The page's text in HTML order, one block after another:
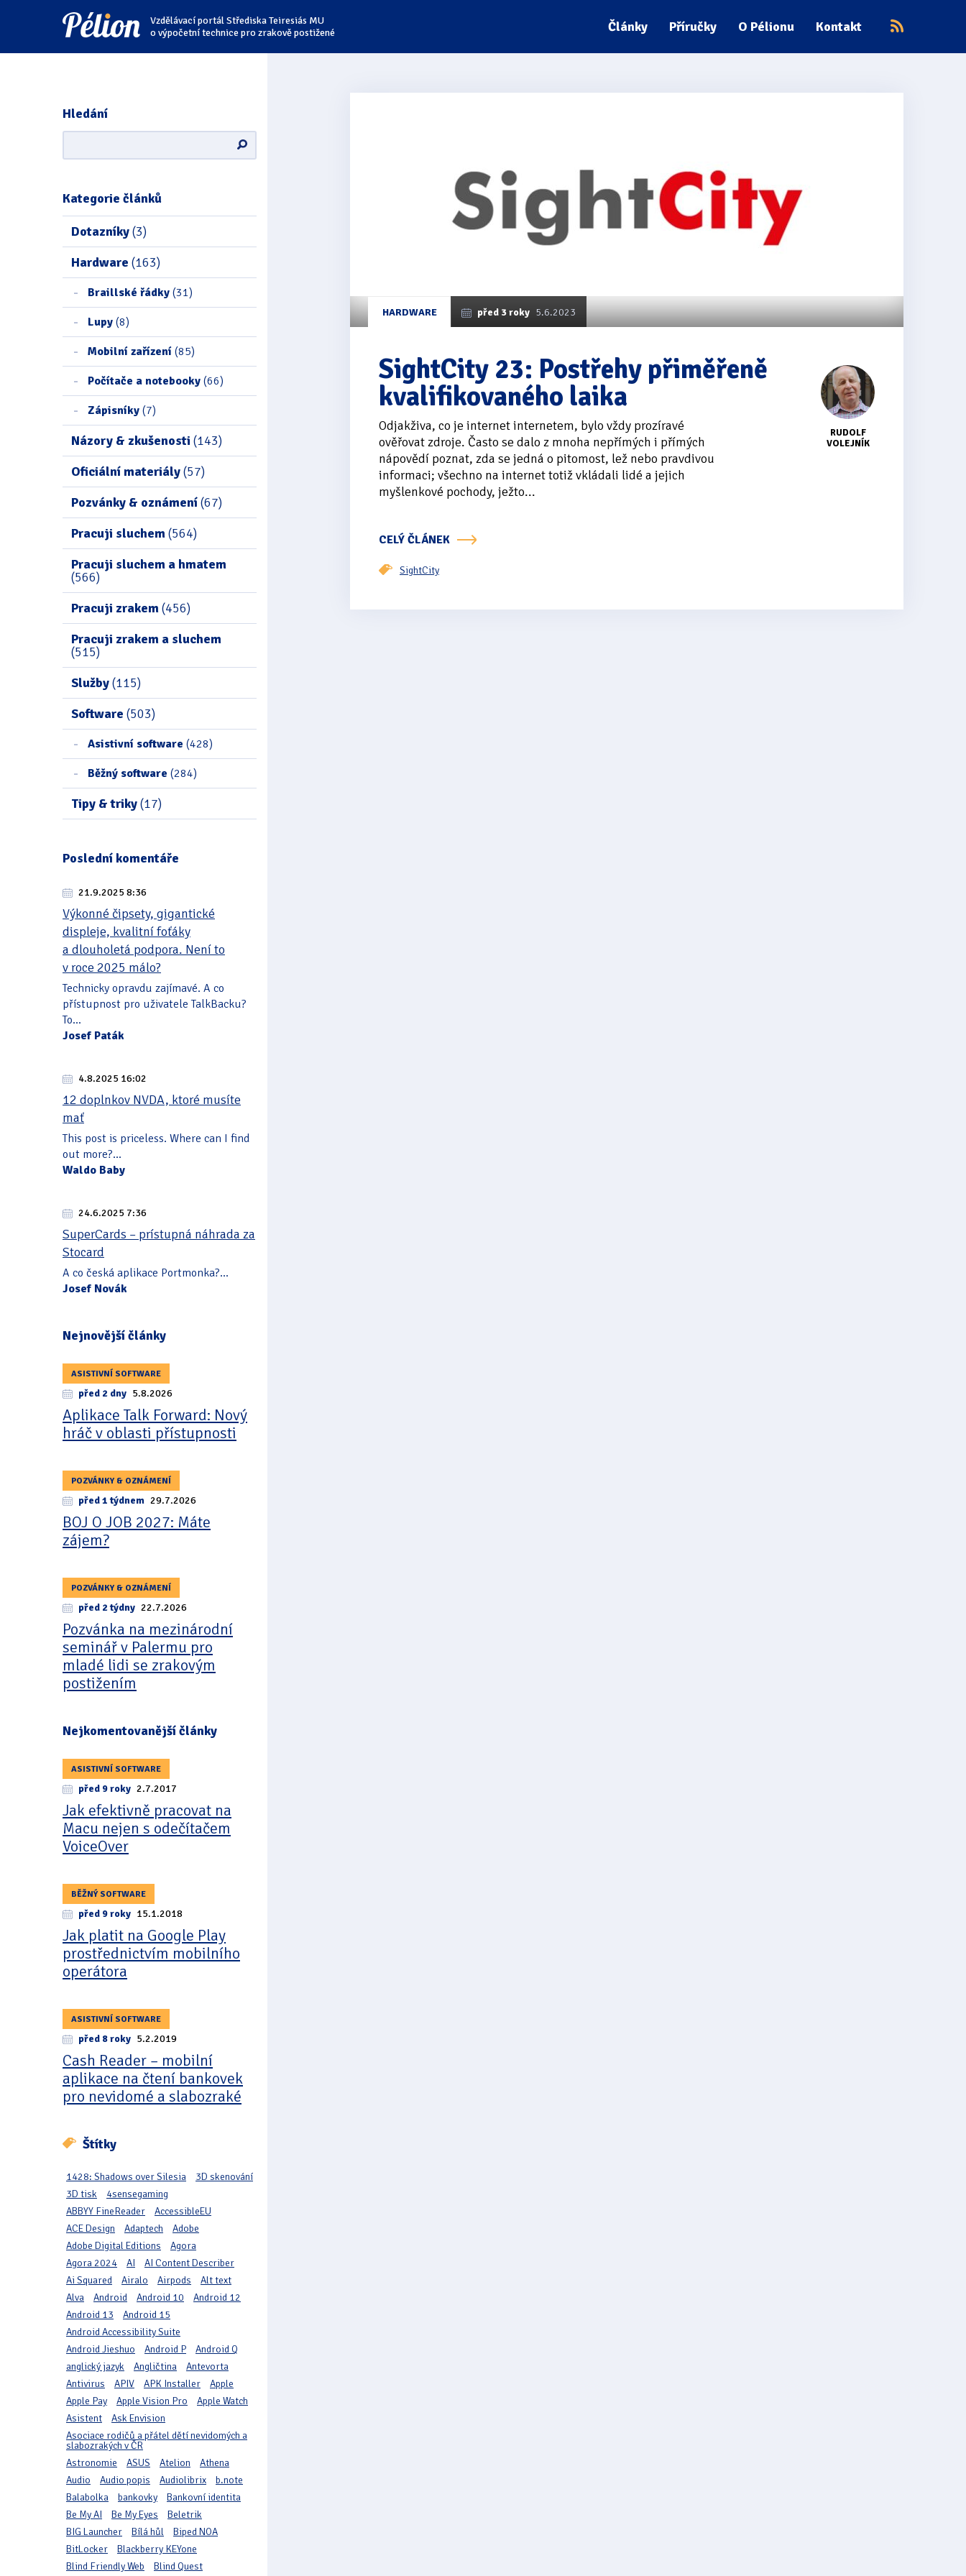
Přejít
na
štítky
Přejít
na
kategorie
Přejít
na
obsah
Vzdělávací portál Střediska Teiresiás MU
o výpočetní technice pro zrakově postižené
Články Příručky O Pélionu Kontakt
Hledání
Kategorie článků
Dotazníky(3)
Hardware (163)
Braillské řádky (31)
Lupy (8)
Mobilní zařízení (85)
Počítače a notebooky (66)
Zápisníky (7)
Názory & zkušenosti (143)
Oficiální materiály(57)
Pozvánky & oznámení(67)
Pracuji sluchem(564)
Pracuji sluchem a hmatem
(566)
Pracuji zrakem(456)
Pracuji zrakem a sluchem
(515)
Služby(115)
Software (503)
Asistivní software (428)
Běžný software (284)
Tipy & triky(17)
Poslední komentáře
21.9.2025 8:36
Výkonné čipsety, gigantické
displeje, kvalitní foťáky
a dlouholetá podpora. Není to
v roce 2025 málo?
Technicky opravdu zajímavé. A co
přístupnost pro uživatele TalkBacku?
To...
Josef Paták
4.8.2025 16:02
12 doplnkov NVDA, ktoré musíte
mať
This post is priceless. Where can I find
out more?...
Waldo Baby
24.6.2025 7:36
SuperCards – prístupná náhrada za
Stocard
A co česká aplikace Portmonka?...
Josef Novák
Nejnovější články
ASISTIVNÍ SOFTWARE
před 2 dny 5.8.2026
Aplikace Talk Forward: Nový
hráč v oblasti přístupnosti
POZVÁNKY & OZNÁMENÍ
před 1 týdnem 29.7.2026
BOJ O JOB 2027: Máte
zájem?
POZVÁNKY & OZNÁMENÍ
před 2 týdny 22.7.2026
Pozvánka na mezinárodní
seminář v Palermu pro
mladé lidi se zrakovým
postižením
Nejkomentovanější články
ASISTIVNÍ SOFTWARE
před 9 roky 2.7.2017
Jak efektivně pracovat na
Macu nejen s odečítačem
VoiceOver
BĚŽNÝ SOFTWARE
před 9 roky 15.1.2018
Jak platit na Google Play
prostřednictvím mobilního
operátora
ASISTIVNÍ SOFTWARE
před 8 roky 5.2.2019
Cash Reader – mobilní
aplikace na čtení bankovek
pro nevidomé a slabozraké
Štítky
1428: Shadows over Silesia
3D skenování
3D tisk
4sensegaming
ABBYY FineReader
AccessibleEU
ACE Design
Adaptech
Adobe
Adobe Digital Editions
Agora
Agora 2024
AI
AI Content Describer
Ai Squared
Airalo Airpods
Alt text
Alva
Android Android 10
Android 12
Android 13
Android 15
Android Accessibility Suite
Android Jieshuo
Android P
Android Q
anglický jazyk
Angličtina
Antevorta
Antivirus
APIV APK Installer
Apple
Apple Pay
Apple Vision Pro
Apple Watch
Asistent
Ask Envision
Asociace rodičů a přátel dětí nevidomých a
slabozrakých v ČR
Astronomie
ASUS Atelion
Athena
Audio
Audio popis Audiolibrix
b.note
Balabolka
bankovky
Bankovní identita
Be My AI
Be My Eyes
Beletrik
BIG Launcher
Bílá hůl
Biped NOA
BitLocker
Blackberry KEYone
Blind Friendly Web
Blind Quest
HARDWARE před 3 roky 5.6.2023
RUDOLF
VOLEJNÍK
SightCity 23: Postřehy přiměřeně
kvalifikovaného laika
Odjakživa, co je internet internetem, bylo vždy prozíravé
ověřovat zdroje. Často se dalo z mnoha nepřímých i přímých
nápovědí poznat, zda se jedná o pitomost, lež nebo pravdivou
informaci; všechno na internet totiž vkládali lidé a jejich
myšlenkové pochody, ježto...
CELÝ ČLÁNEK
SightCity